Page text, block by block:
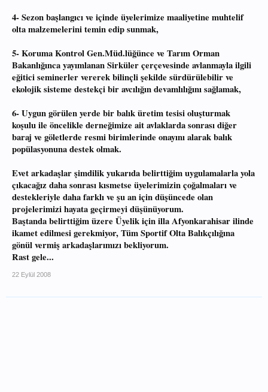
4- Sezon başlangıcı ve içinde üyelerimize maaliyetine muhtelif
olta malzemelerini temin edip sunmak,
5- Koruma Kontrol Gen.Müd.lüğünce ve Tarım Orman
Bakanlığınca yayımlanan Sirküler çerçevesinde avlanmayla ilgili
eğitici seminerler vererek bilinçli şekilde sürdürülebilir ve
ekolojik sisteme destekçi bir avcılığın devamlılığını sağlamak,
6- Uygun görülen yerde bir balık üretim tesisi oluşturmak
koşulu ile öncelikle derneğimize ait avlaklarda sonrası diğer
baraj ve göletlerde resmi birimlerinde onayını alarak balık
popülasyonuna destek olmak.
Evet arkadaşlar şimdilik yukarıda belirttiğim uygulamalarla yola
çıkacağız daha sonrası kısmetse üyelerimizin çoğalmaları ve
destekleriyle daha farklı ve şu an için düşüncede olan
projelerimizi hayata geçirmeyi düşünüyorum.
Baştanda belirttiğim üzere Üyelik için illa Afyonkarahisar ilinde
ikamet edilmesi gerekmiyor, Tüm Sportif Olta Balıkçılığına
gönül vermiş arkadaşlarımızı bekliyorum.
Rast gele...
22 Eylül 2008